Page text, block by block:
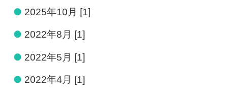
● 2025年10月 [1]
● 2022年8月 [1]
● 2022年5月 [1]
● 2022年4月 [1]